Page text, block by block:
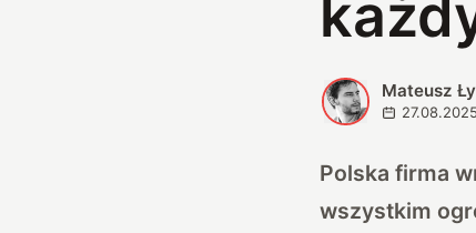
M Mateusz
27.08.2025
Polska firma
wszystkim